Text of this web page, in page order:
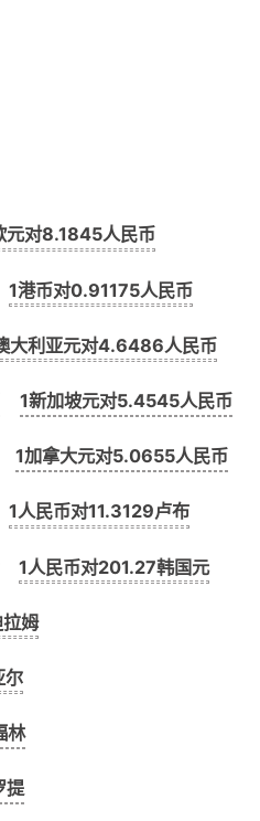
元对8.1845人民币
1港币对0.91175人民币
大利亚元对4.6486人民币
1新加坡元对5.4545人民币
1加拿大元对5.0655人民币
1人民币对11.3129卢布
1人民币对201.27韩国元
姆
尔
林
提